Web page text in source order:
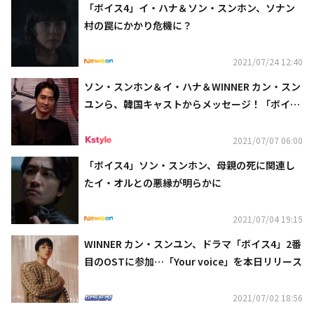
「ボイス4」イ・ハナ＆ソン・スンホン、ソナン
村の罠にかかり危機に？
2021/07/24 12:40
ソン・スンホン＆イ・ハナ＆WINNER カン・スン
ユンら、韓国キャストからメッセージ！「ボイス
2021/07/07 06:00
「ボイス4」ソン・スンホン、母親の死に関連し
たイ・オルとの悪縁が明らかに
2021/07/04 19:15
WINNER カン・スンユン、ドラマ「ボイス4」2番
目のOSTに参加…「Your voice」を本日リリース
2021/07/02 18:56